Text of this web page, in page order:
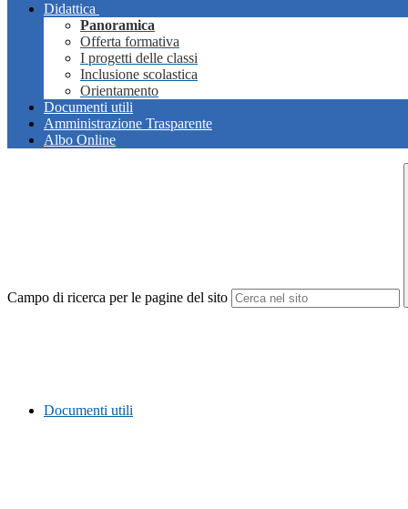
Didattica
Panoramica
Offerta formativa
I progetti delle classi
Inclusione scolastica
Orientamento
Documenti utili
Amministrazione Trasparente
Albo Online
Campo di ricerca per le pagine del sito
Documenti utili